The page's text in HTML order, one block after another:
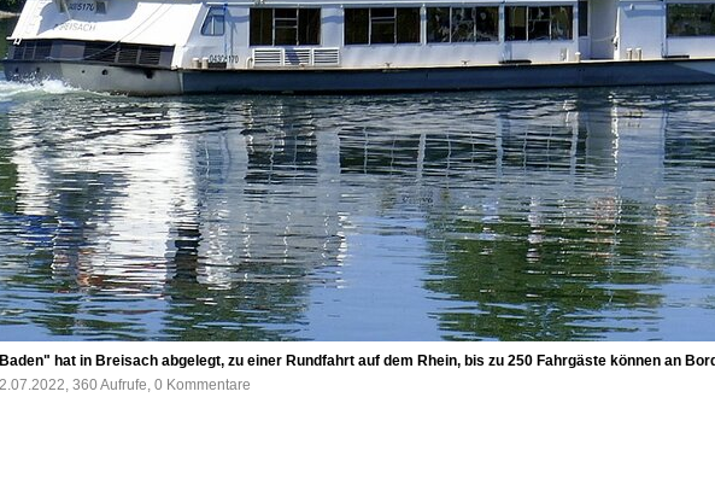
hat in Breisach abgelegt, zu einer Rundfahrt auf dem Rhein, bis zu 250 Fahrgäste können an
360 Aufrufe, 0 Kommentare